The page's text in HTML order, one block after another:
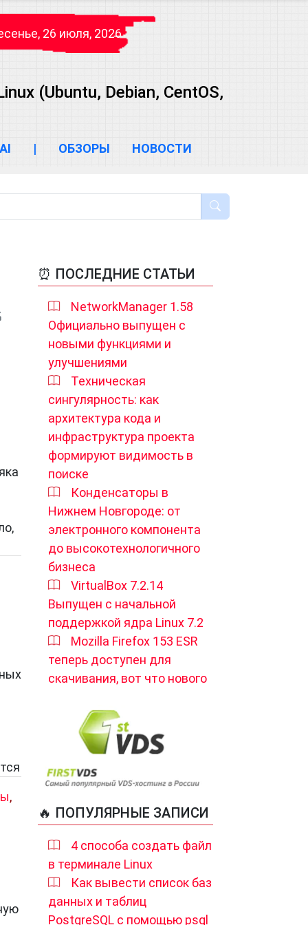
26 июля, 2026
(Ubuntu, Debian, CentOS,
AI | ОБЗОРЫ НОВОСТИ
,
⏰ ПОСЛЕДНИЕ СТАТЬИ
NetworkManager 1.58
Официально выпущен с
новыми функциями и
улучшениями
Техническая
сингулярность: как
архитектура кода и
инфраструктура проекта
формируют видимость в
поиске
Конденсаторы в
Нижнем Новгороде: от
электронного компонента
до высокотехнологичного
бизнеса
VirtualBox 7.2.14
Выпущен с начальной
поддержкой ядра Linux 7.2
Mozilla Firefox 153 ESR
теперь доступен для
скачивания, вот что нового
🔥 ПОПУЛЯРНЫЕ ЗАПИСИ
4 способа создать файл
в терминале Linux
Как вывести список баз
данных и таблиц
PostgreSQL с помощью psql